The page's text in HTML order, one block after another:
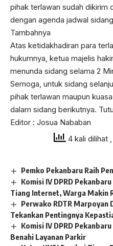
pihak terlawan sudah dikirim
dengan agenda jadwal
Tambahnya
Atas ketidakhadiran para
hukumnya, ketua majelis
menunda sidang selama 2
Semoga, untuk sidang
pihak terlawan maupun
dalam sidang berikutnya.
Editor : Josua Nababan
4 kali dilihat
Pemko Pekanbaru Raih
Komisi IV DPRD
Tiang Internet, Warga Makin
Perwako RDTR Marpoyan
Tekankan Pentingnya
Komisi IV DPRD
Benahi Layanan Parkir